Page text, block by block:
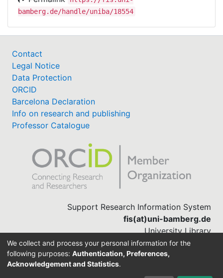
bamberg.de/handle/uniba/18554
Contact
Legal Notice
Data Protection
ORCID
Barcelona Declaration
Info on research and publishing
Professor Catalogue
Support Research Information System
fis(at)uni-bamberg.de
University Library
(0951) 863-1568
We collect and process your personal information for the
following purposes: Authentication, Preferences,
Acknowledgement and Statistics.